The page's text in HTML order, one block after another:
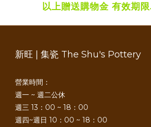
以上贈送購物金 有效期
新旺 | 集瓷 The Shu's Pottery
營業時間：
週一 ~ 週二公休
週三 13：00 ~ 18：00
週四~週日 10：00 ~ 18：00